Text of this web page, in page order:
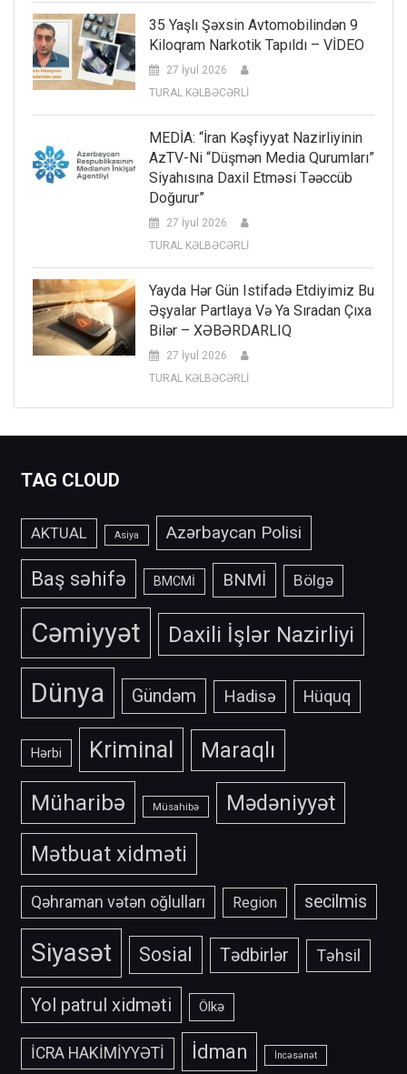
35 Yaşlı Şəxsin Avtomobilindən 9
Kiloqram Narkotik Tapıldı – VİDEO
27 İyul 2026
TURAL KƏLBƏCƏRLİ
MEDİA: “İran Kəşfiyyat Nazirliyinin
AzTV-Ni “düşmən Media Qurumları”
Siyahısına Daxil Etməsi Təəccüb
Doğurur”
27 İyul 2026
TURAL KƏLBƏCƏRLİ
Yayda Hər Gün Istifadə Etdiyimiz Bu
Əşyalar Partlaya Və Ya Sıradan Çıxa
Bilər – XƏBƏRDARLIQ
27 İyul 2026
TURAL KƏLBƏCƏRLİ
TAG CLOUD
AKTUAL Asiya Azərbaycan Polisi
Baş səhifə BMCMİ BNMİ Bölgə
Cəmiyyət Daxili İşlər Nazirliyi
Dünya Gündəm Hadisə Hüquq
Hərbi Kriminal Maraqlı
Müharibə Müsahibə
Mədəniyyət
Mətbuat xidməti
Qəhraman vətən oğlulları Region secilmis
Siyasət Sosial Tədbirlər Təhsil
Yol patrul xidməti Ölkə
İCRA HAKİMİYYƏTİ İdman İncəsənət